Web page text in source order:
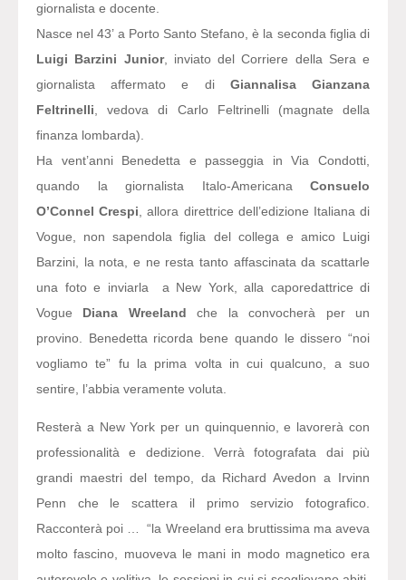
giornalista e docente.
Nasce nel 43’ a Porto Santo Stefano, è la seconda figlia di
Luigi Barzini Junior, inviato del Corriere della Sera e
giornalista affermato e di Giannalisa Gianzana
Feltrinelli , vedova di Carlo Feltrinelli (magnate della
finanza lombarda).
Ha vent’anni Benedetta e passeggia in Via Condotti,
quando la giornalista Italo-Americana Consuelo
O’Connel Crespi , allora direttrice dell’edizione Italiana di
Vogue, non sapendola figlia del collega e amico Luigi
Barzini, la nota, e ne resta tanto affascinata da scattarle
una foto e inviarla a New York, alla caporedattrice di
Vogue Diana Wreeland che la convocherà per un
provino. Benedetta ricorda bene quando le dissero “noi
vogliamo te” fu la prima volta in cui qualcuno, a suo
sentire, l’abbia veramente voluta.
Resterà a New York per un quinquennio, e lavorerà con
professionalità e dedizione. Verrà fotografata dai più
grandi maestri del tempo, da Richard Avedon a Irvinn
Penn che le scattera il primo servizio fotografico.
Racconterà poi … “la Wreeland era bruttissima ma aveva
molto fascino, muoveva le mani in modo magnetico era